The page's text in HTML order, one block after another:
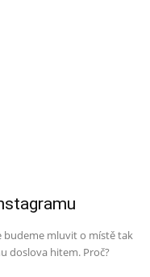
budeme mluvit o místě tak
doslova hitem. Proč?